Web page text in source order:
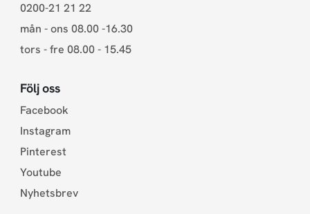
0200-21 21 22
mån - ons 08.00 -16.30
tors - fre 08.00 - 15.45
Följ oss
Facebook
Instagram
Pinterest
Youtube
Nyhetsbrev